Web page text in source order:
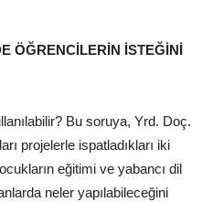
ÖĞRENCİLERİN İSTEĞİNİ
Bu soruya, Yrd. Doç.
projelerle ispatladıkları iki
eğitimi ve yabancı dil
neler yapılabileceğini